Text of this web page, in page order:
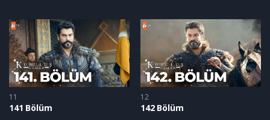
11
141 Bölüm
12
142 Bölüm